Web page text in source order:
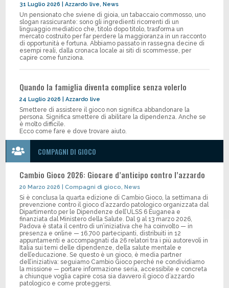
31 Luglio 2026 |Azzardo live, News
Un pensionato che sviene di gioia, un tabaccaio commosso, uno
slogan rassicurante: sono gli ingredienti ricorrenti di un
linguaggio mediatico che, titolo dopo titolo, trasforma un
mercato costruito per far perdere la maggioranza in un racconto
di opportunità e fortuna. Abbiamo passato in rassegna decine di
esempi reali, dalla cronaca locale ai siti di scommesse, per
capire come funziona.
Quando la famiglia diventa complice senza volerlo
24 Luglio 2026 |Azzardo live
Smettere di assistere il gioco non significa abbandonare la
persona. Significa smettere di abilitare la dipendenza. Anche se
è molto difficile.
Ecco come fare e dove trovare aiuto.
 COMPAGNI DI GIOCO
Cambio Gioco 2026: Giocare d’anticipo contro l’azzardo
20 Marzo 2026 |Compagni di gioco, News
Si è conclusa la quarta edizione di Cambio Gioco, la settimana di
prevenzione contro il gioco d’azzardo patologico organizzata dal
Dipartimento per le Dipendenze dell’ULSS 6 Euganea e
finanziata dal Ministero della Salute. Dal 9 al 13 marzo 2026,
Padova è stata il centro di un’iniziativa che ha coinvolto — in
presenza e online — 16.700 partecipanti, distribuiti in 12
appuntamenti e accompagnati da 26 relatori tra i più autorevoli in
Italia sui temi delle dipendenze, della salute mentale e
dell’educazione. Se questo è un gioco, è media partner
dell’iniziativa: seguiamo Cambio Gioco perché ne condividiamo
la missione — portare informazione seria, accessibile e concreta
a chiunque voglia capire cosa sia davvero il gioco d’azzardo
patologico e come proteggersi.